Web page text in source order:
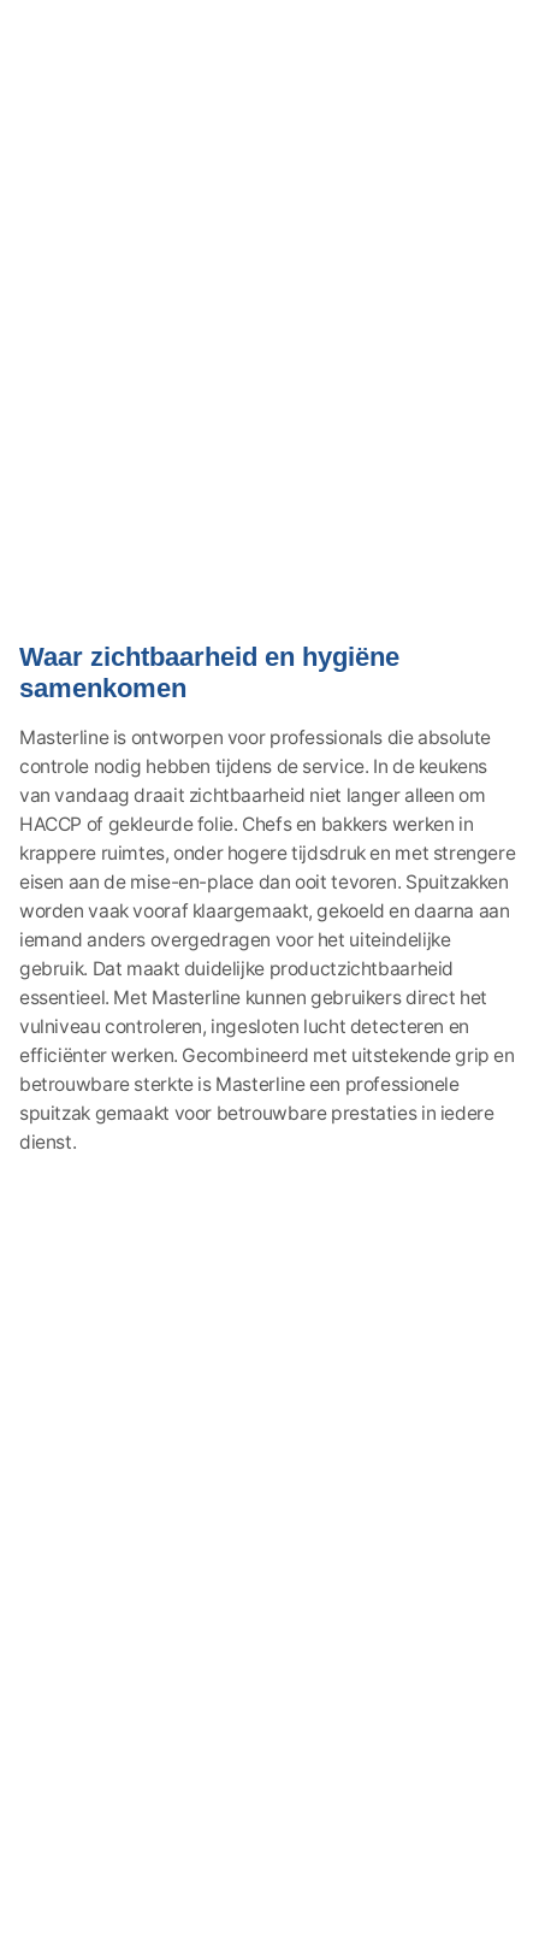
Waar zichtbaarheid en hygiëne
samenkomen
Masterline is ontworpen voor professionals die absolute
controle nodig hebben tijdens de service. In de keukens
van vandaag draait zichtbaarheid niet langer alleen om
HACCP of gekleurde folie. Chefs en bakkers werken in
krappere ruimtes, onder hogere tijdsdruk en met strengere
eisen aan de mise-en-place dan ooit tevoren. Spuitzakken
worden vaak vooraf klaargemaakt, gekoeld en daarna aan
iemand anders overgedragen voor het uiteindelijke
gebruik. Dat maakt duidelijke productzichtbaarheid
essentieel. Met Masterline kunnen gebruikers direct het
vulniveau controleren, ingesloten lucht detecteren en
efficiënter werken. Gecombineerd met uitstekende grip en
betrouwbare sterkte is Masterline een professionele
spuitzak gemaakt voor betrouwbare prestaties in iedere
dienst.